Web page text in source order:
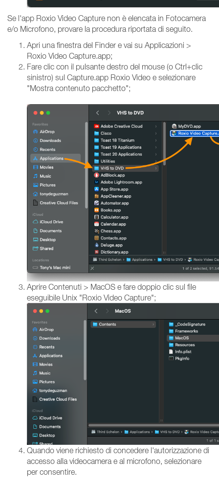
Se l'app Roxio Video Capture non è elencata in Fotocamera
e/o Microfono, provare la procedura riportata di seguito.
Apri una finestra del Finder e vai su Applicazioni >
Roxio Video Capture.app;
Fare clic con il pulsante destro del mouse (o Ctrl+clic
sinistro) sul Capture.app Roxio Video e selezionare
"Mostra contenuto pacchetto";
Aprire Contenuti > MacOS e fare doppio clic sul file
eseguibile Unix "Roxio Video Capture";
Quando viene richiesto di concedere l'autorizzazione di
accesso alla videocamera e al microfono, selezionare
per consentire.